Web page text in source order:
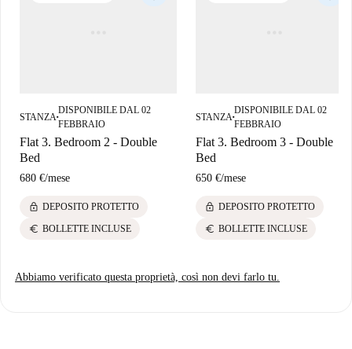
STANZA ■
DISPONIBILE DAL 02
FEBBRAIO
Flat 3. Bedroom 2 - Double
Bed
680 €/mese
lock DEPOSITO PROTETTO
euro BOLLETTE INCLUSE
STANZA ■
DISPONIBILE DAL 02
FEBBRAIO
Flat 3. Bedroom 3 - Double
Bed
650 €/mese
lock DEPOSITO PROTETTO
euro BOLLETTE INCLUSE
Abbiamo verificato questa proprietà, così non devi farlo tu.